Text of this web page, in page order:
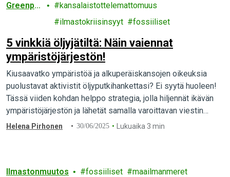
Greenpe
kansalaistottelemattomuus
ilmastokriisinsyyt
fossiiliset
5 vinkkiä öljyjätiltä: Näin vaiennat
ympäristöjärjestön!
Kiusaavatko ympäristöä ja alkuperäiskansojen oikeuksia
puolustavat aktivistit öljyputkihankettasi? Ei syytä huoleen!
Tässä viiden kohdan helppo strategia, jolla hiljennät ikävän
ympäristöjärjestön ja lähetät samalla varoittavan viestin
kaikille ihmisoikeus- ja ympäristöaktivisteille. Oppaana
Helena Pirhonen 30/06/2025 Lukuaika 3 min
Ilmastonmuutos fossiiliset maailmanmeret